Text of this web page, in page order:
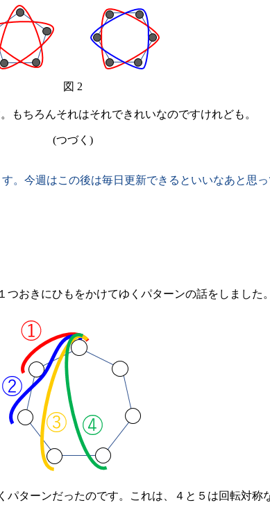
図 2
ちろんそれはそれできれいなのですけれども。
(つづく)
。今週はこの後は毎日更新できるといいなあと思っ
おきにひもをかけてゆくパターンの話をしました。
ターンだったのです。これは、４と５は回転対称